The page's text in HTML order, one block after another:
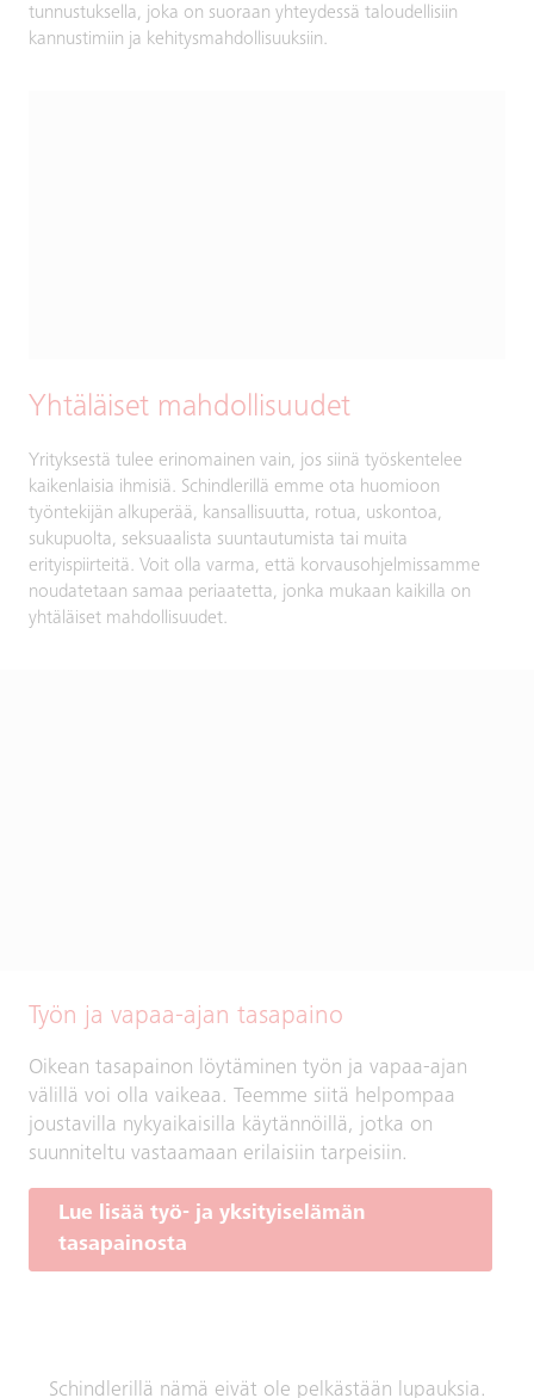
tunnustuksella, joka on suoraan yhteydessä taloudellisiin
kannustimiin ja kehitysmahdollisuuksiin.
Yhtäläiset mahdollisuudet
Yrityksestä tulee erinomainen vain, jos siinä työskentelee
kaikenlaisia ihmisiä. Schindlerillä emme ota huomioon
työntekijän alkuperää, kansallisuutta, rotua, uskontoa,
sukupuolta, seksuaalista suuntautumista tai muita
erityispiirteitä. Voit olla varma, että korvausohjelmissamme
noudatetaan samaa periaatetta, jonka mukaan kaikilla on
yhtäläiset mahdollisuudet.
Työn ja vapaa-ajan tasapaino
Oikean tasapainon löytäminen työn ja vapaa-ajan
välillä voi olla vaikeaa. Teemme siitä helpompaa
joustavilla nykyaikaisilla käytännöillä, jotka on
suunniteltu vastaamaan erilaisiin tarpeisiin.
Lue lisää työ- ja yksityiselämän
tasapainosta
Schindlerillä nämä eivät ole pelkästään lupauksia.